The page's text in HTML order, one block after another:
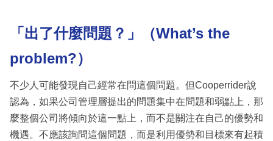
「出了什麼問題？」（What’s the
problem?）
不少人可能發現自己經常在問這個問題。但Cooperrider說
認為，如果公司管理層提出的問題集中在問題和弱點上，那
麼整個公司將傾向於這一點上，而不是關注在自己的優勢和
機遇。不應該詢問這個問題，而是利用優勢和目標來有起積